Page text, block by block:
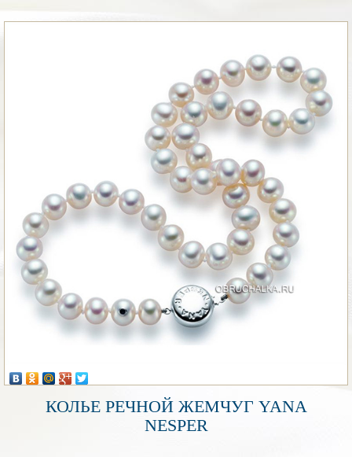
КОЛЬЕ РЕЧНОЙ ЖЕМЧУГ YANA
NESPER